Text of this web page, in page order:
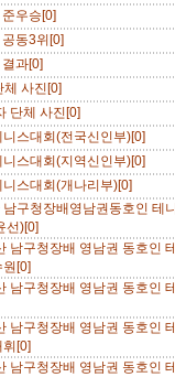
우승[0]
동3위[0]
과[0]
사진[0]
단체 사진[0]
스대회(전국신인부)[0]
스대회(지역신인부)[0]
스대회(개나리부)[0]
구청장배영남권동호인 테니
선)[0]
남구청장배 영남권 동호인 테
[0]
남구청장배 영남권 동호인 테
남구청장배 영남권 동호인 테
[0]
남구청장배 영남권 동호인 테